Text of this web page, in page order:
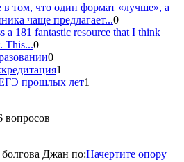
в том, что один формат «лучше», а
чаще предлагает...0
a 181 fantastic resource that I think
This...0
0
1
ЕГЭ прошлых лет1
вопросов
Джан по:Начертите опору